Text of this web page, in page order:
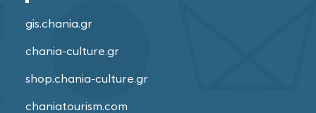
gis.chania.gr
chania-culture.gr
shop.chania-culture.gr
chaniatourism.com